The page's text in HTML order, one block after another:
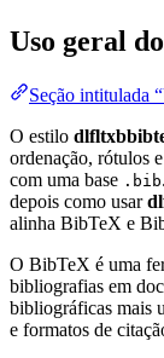
Uso geral
Seção intitulada
O estilo
ordenação, rótulos
com uma base .bib
depois como usar
alinha BibTeX e
O BibTeX é uma
bibliografias em
bibliográficas mais
e formatos de